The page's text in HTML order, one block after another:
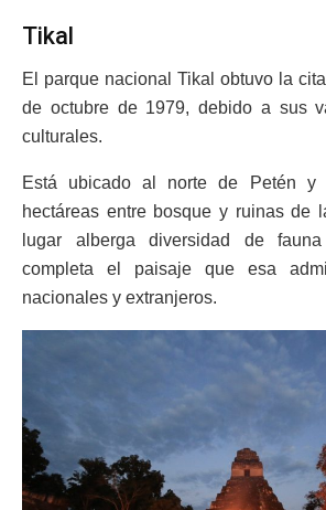
Tikal
El parque nacional Tikal obtuvo la
de octubre de 1979, debido a sus
culturales.
Está ubicado al norte de Petén
hectáreas entre bosque y ruinas de
lugar alberga diversidad de
completa el paisaje que esa
nacionales y extranjeros.